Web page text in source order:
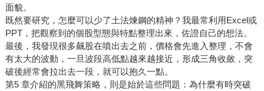
面貌。
既然要研究，怎麼可以少了土法煉鋼的精神？我最常利用Excel或
PPT，把觀察到的個股型態與特點整理出來，佐證自己的想法。
最後，我發現很多飆股在噴出去之前，價格會先進入整理，不會
有太大的波動，一旦波段高低點越來越接近，形成三角收斂，突
破後經常會拉出去一段，就可以抱久一點。
第5 章介紹的黑飛舞策略，則是始於這些問題：為什麼有時突破